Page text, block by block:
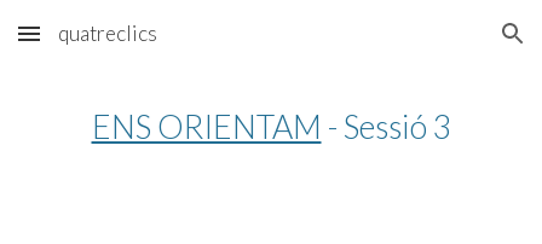
Skip to main content Skip to navigation
quatreclics
ENS ORIENTAM - Sessió 3